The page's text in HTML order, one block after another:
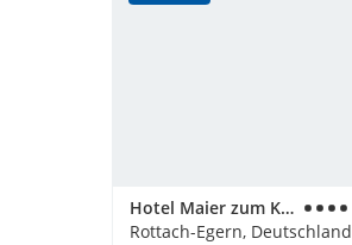
Hotel Maier zum Kirschner
Rottach-Egern, Deutschland